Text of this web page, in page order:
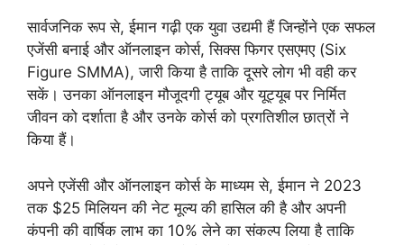
सार्वजनिक रूप से, ईमान गढ़ी एक युवा उद्यमी हैं जिन्होंने एक सफल
एजेंसी बनाई और ऑनलाइन कोर्स, सिक्स फिगर एसएमए (Six
Figure SMMA), जारी किया है ताकि दूसरे लोग भी वही कर
सकें। उनका ऑनलाइन मौजूदगी ट्यूब और यूट्यूब पर निर्मित
जीवन को दर्शाता है और उनके कोर्स को प्रगतिशील छात्रों ने
किया हैं।
अपने एजेंसी और ऑनलाइन कोर्स के माध्यम से, ईमान ने 2023
तक $25 मिलियन की नेट मूल्य की हासिल की है और अपनी
कंपनी की वार्षिक लाभ का 10% लेने का संकल्प लिया है ताकि